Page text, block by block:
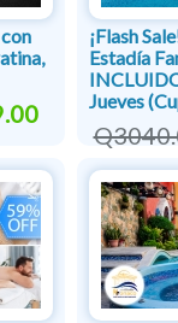
¡Flash
Estadía
Jueves